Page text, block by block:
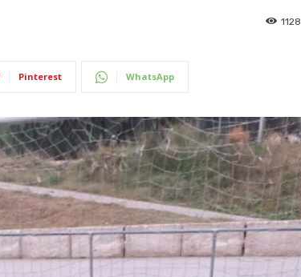
1128
Pinterest WhatsApp